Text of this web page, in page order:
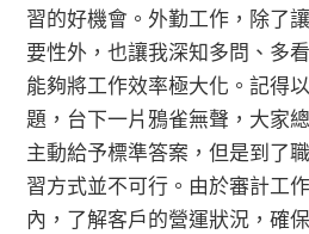
習的好機會。外勤工作，除了
要性外，也讓我深知多問、多
能夠將工作效率極大化。記得
題，台下一片鴉雀無聲，大家
主動給予標準答案，但是到了
習方式並不可行。由於審計工
內，了解客戶的營運狀況，確